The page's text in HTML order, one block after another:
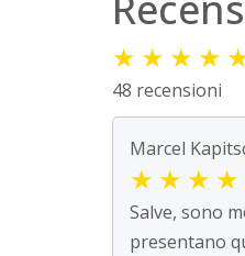
★ ★ ★ ★
48 recensioni
Marcel
★ ★ ★ ★
Salve, sono
presentano